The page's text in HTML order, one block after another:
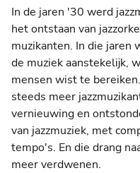
In de jaren '30 werd
het ontstaan van
muzikanten. In die jaren
de muziek aanstekelijk,
mensen wist te
steeds meer
vernieuwing en
van jazzmuziek, met
tempo's. En die drang
meer verdwenen.